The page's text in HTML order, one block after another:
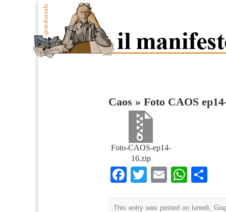
Caos » Foto CAOS
Foto-CAOS-ep14-
16.zip
Facebook
TwitterEmail
This entry was posted on lunedì,